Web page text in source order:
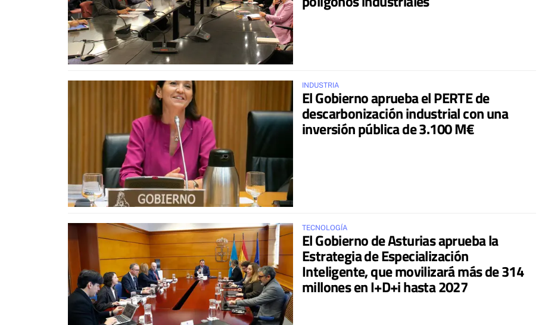
INDUSTRIA
El Gobierno aprueba el PERTE de
descarbonización industrial con una
inversión pública de 3.100 M€
TECNOLOGÍA
El Gobierno de Asturias aprueba la
Estrategia de Especialización
Inteligente, que movilizará más de 314
millones en I+D+i hasta 2027